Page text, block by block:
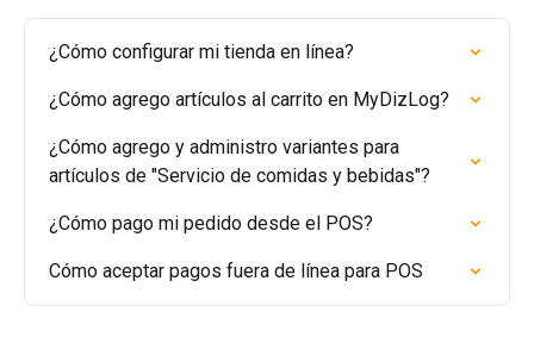
¿Cómo configurar mi tienda en línea?
¿Cómo agrego artículos al carrito en MyDizLog?
¿Cómo agrego y administro variantes para
artículos de "Servicio de comidas y bebidas"?
¿Cómo pago mi pedido desde el POS?
Cómo aceptar pagos fuera de línea para POS